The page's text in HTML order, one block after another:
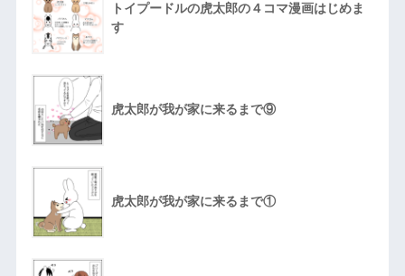
トイプードルの虎太郎の４コマ漫画はじめま
す
虎太郎が我が家に来るまで⑨
虎太郎が我が家に来るまで①